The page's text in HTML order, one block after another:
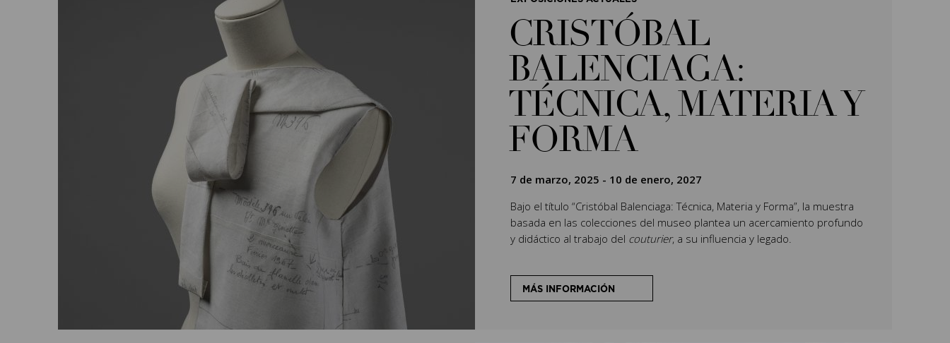
CRISTÓBAL
BALENCIAGA:
TÉCNICA, MATERIA Y
FORMA
7 de marzo, 2025 - 10 de enero, 2027
Bajo el título “Cristóbal Balenciaga: Técnica, Materia y Forma”, la muestra
basada en las colecciones del museo plantea un acercamiento profundo
y didáctico al trabajo del couturier, a su influencia y legado.
MÁS INFORMACIÓN